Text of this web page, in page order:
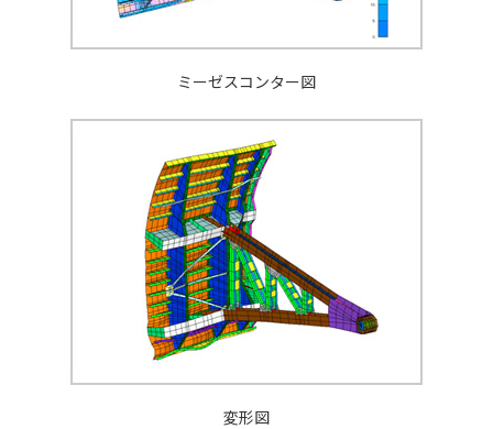
ミーゼスコンター図
変形図